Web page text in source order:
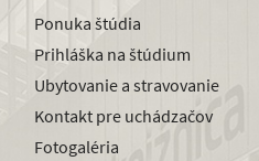
Ponuka štúdia
Prihláška na štúdium
Ubytovanie a stravovanie
Kontakt pre uchádzačov
Fotogaléria